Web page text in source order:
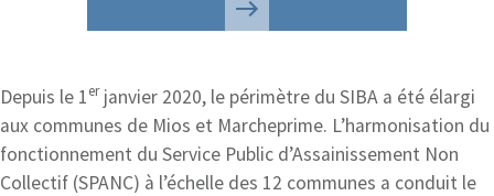
Depuis le 1erjanvier 2020, le périmètre du SIBA a été élargi
aux communes de Mios et Marcheprime. L’harmonisation du
fonctionnement du Service Public d’Assainissement Non
Collectif (SPANC) à l’échelle des 12 communes a conduit le